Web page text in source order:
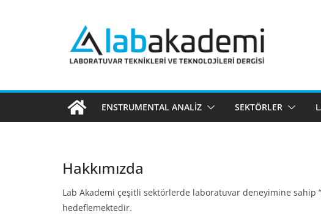
ENSTRUMENTAL ANALIZ SEKTÖRLER
Hakkımızda
Lab Akademi çeşitli sektörlerde laboratuvar deneyimine sahip “
hedeflemektedir.